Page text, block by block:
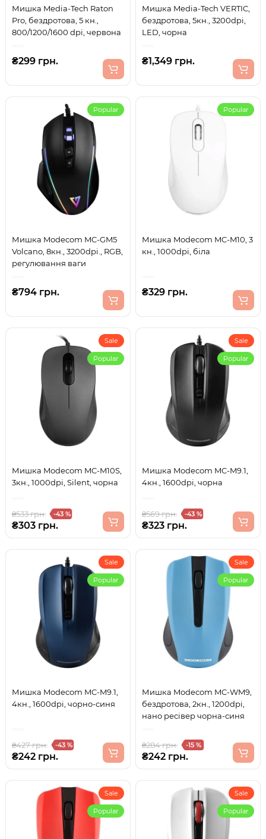
Мишка Media-Tech Raton
Pro, бездротова, 5 кн.,
800/1200/1600 dpi, червона
₴299 грн.
Мишка Media-Tech VERTIC,
бездротова, 5кн., 3200dpi,
LED, чорна
₴1,349 грн.
Popular
Мишка Modecom MC-GM5
Volcano, 8кн., 3200dpi., RGB,
регулювання ваги
₴794 грн.
Popular
Мишка Modecom MC-M10, 3
кн., 1000dpi, біла
₴329 грн.
Sale
Popular
Мишка Modecom MC-M10S,
3кн., 1000dpi, Silent, чорна
₴533 грн. -43 %
₴303 грн.
Sale
Popular
Мишка Modecom MC-M9.1,
4кн., 1600dpi, чорна
₴569 грн. -43 %
₴323 грн.
Sale
Popular
Мишка Modecom MC-M9.1,
4кн., 1600dpi, чорно-синя
₴427 грн. -43 %
₴242 грн.
Sale
Popular
Мишка Modecom MC-WM9,
бездротова, 2кн., 1200dpi,
нано ресівер чорна-синя
₴284 грн. -15 %
₴242 грн.
Sale
Popular
Sale
Popular